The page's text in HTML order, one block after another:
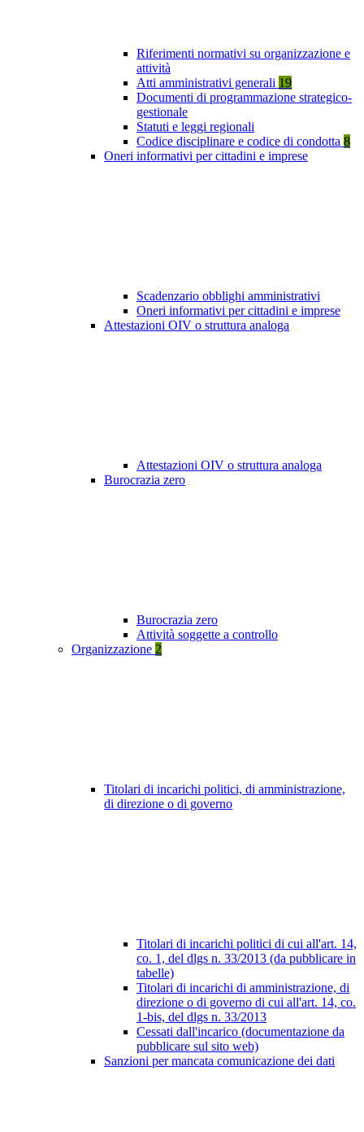
Riferimenti normativi su organizzazione e
attività
Atti amministrativi generali 19
Documenti di programmazione strategico-
gestionale
Statuti e leggi regionali
Codice disciplinare e codice di condotta 8
Oneri informativi per cittadini e imprese
Scadenzario obblighi amministrativi
Oneri informativi per cittadini e imprese
Attestazioni OIV o struttura analoga
Attestazioni OIV o struttura analoga
Burocrazia zero
Burocrazia zero
Attività soggette a controllo
Organizzazione 2
Titolari di incarichi politici, di amministrazione,
di direzione o di governo
Titolari di incarichi politici di cui all'art. 14,
co. 1, del dlgs n. 33/2013 (da pubblicare in
tabelle)
Titolari di incarichi di amministrazione, di
direzione o di governo di cui all'art. 14, co.
1-bis, del dlgs n. 33/2013
Cessati dall'incarico (documentazione da
pubblicare sul sito web)
Sanzioni per mancata comunicazione dei dati